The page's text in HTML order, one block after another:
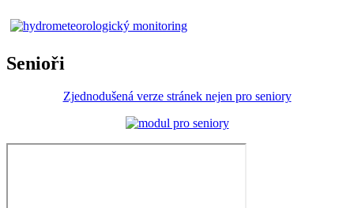
Senioři
Zjednodušená verze stránek nejen pro seniory